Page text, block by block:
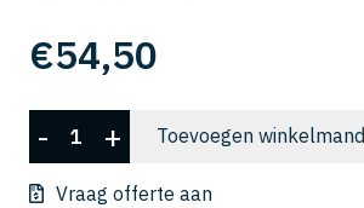
€54,50
DLCLB
2005-
020
- + Toevoegen winkelmand
Vraag offerte aan